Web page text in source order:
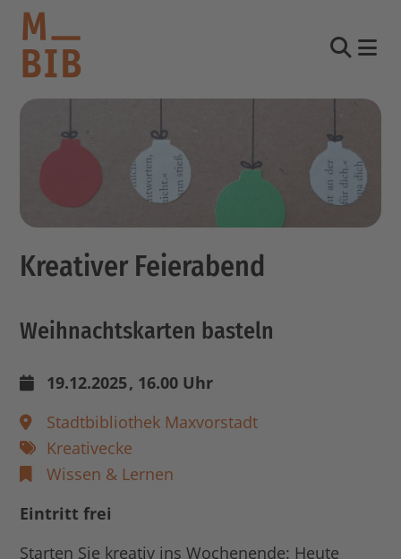
Kreativer Feierabend
Weihnachtskarten basteln
19.12.2025, 16.00 Uhr
Stadtbibliothek Maxvorstadt
Kreativecke
Wissen & Lernen
Eintritt frei
Starten Sie kreativ ins Wochenende: Heute
entdecken
mitmachen
Login Konto
other languages